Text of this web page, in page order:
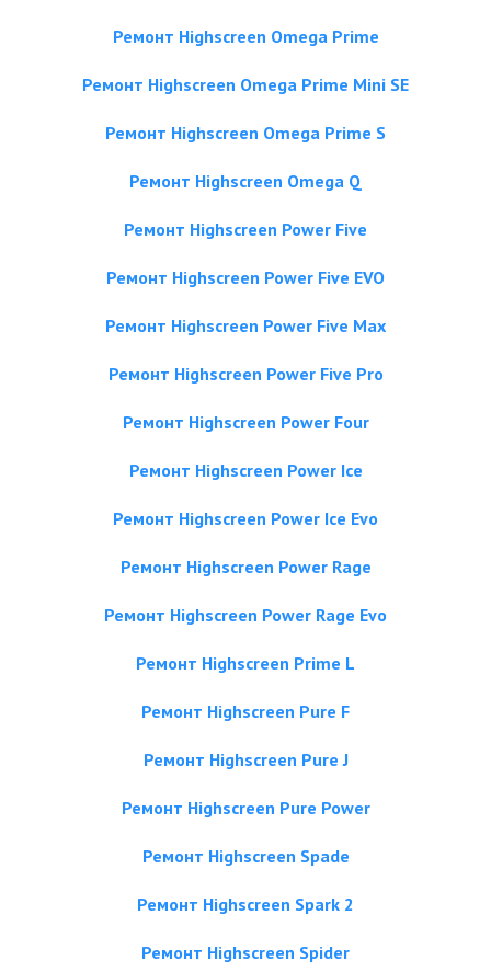
Ремонт Highscreen Omega Prime
Ремонт Highscreen Omega Prime Mini SE
Ремонт Highscreen Omega Prime S
Ремонт Highscreen Omega Q
Ремонт Highscreen Power Five
Ремонт Highscreen Power Five EVO
Ремонт Highscreen Power Five Max
Ремонт Highscreen Power Five Pro
Ремонт Highscreen Power Four
Ремонт Highscreen Power Ice
Ремонт Highscreen Power Ice Evo
Ремонт Highscreen Power Rage
Ремонт Highscreen Power Rage Evo
Ремонт Highscreen Prime L
Ремонт Highscreen Pure F
Ремонт Highscreen Pure J
Ремонт Highscreen Pure Power
Ремонт Highscreen Spade
Ремонт Highscreen Spark 2
Ремонт Highscreen Spider